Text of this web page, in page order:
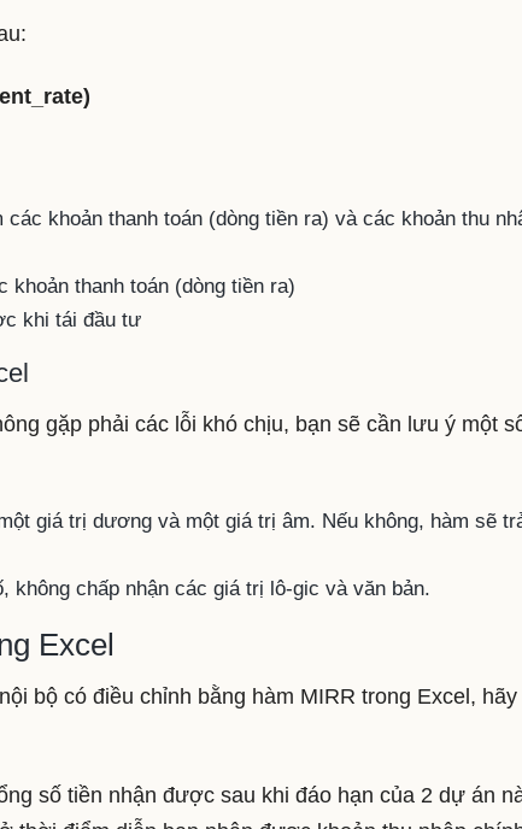
khoản thanh toán (dòng tiền ra) và các khoản thu
khoản thanh toán (dòng tiền ra)
khi tái đầu tư
gặp phải các lỗi khó chịu, bạn sẽ cần lưu ý một
giá trị dương và một giá trị âm. Nếu không, hàm sẽ
không chấp nhận các giá trị lô-gic và văn bản.
Excel
bộ có điều chỉnh bằng hàm MIRR trong Excel, hãy
số tiền nhận được sau khi đáo hạn của 2 dự án